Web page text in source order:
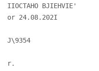
IIOCTAHO BJIEHVIE'
or 24.08.202I
J\9354
r.